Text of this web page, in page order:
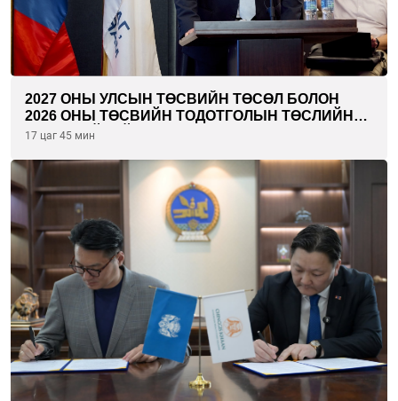
2027 ОНЫ УЛСЫН ТӨСВИЙН ТӨСӨЛ БОЛОН
2026 ОНЫ ТӨСВИЙН ТОДОТГОЛЫН ТӨСЛИЙН
ОЛОН НИЙТИЙН ХЭЛЭЛЦҮҮЛЭГ БОЛЛОО
17 цаг 45 мин